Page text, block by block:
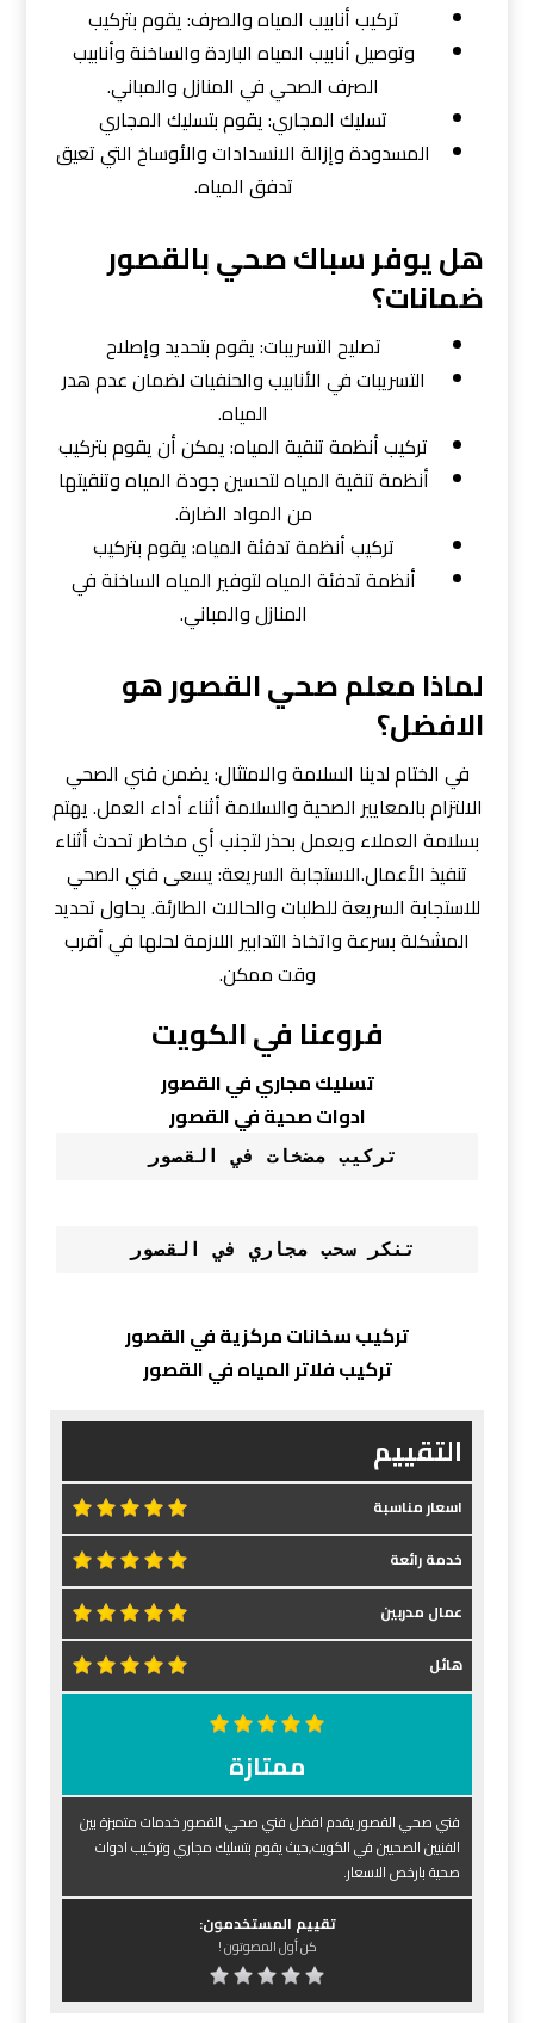
تركيب أنابيب المياه والصرف: يقوم بتركيب
وتوصيل أنابيب المياه الباردة والساخنة وأنابيب
الصرف الصحي في المنازل والمباني.
تسليك المجاري: يقوم بتسليك المجاري
المسدودة وإزالة الانسدادات والأوساخ التي تعيق
تدفق المياه.
هل يوفر سباك صحي بالقصور
ضمانات؟
تصليح التسريبات: يقوم بتحديد وإصلاح
التسريبات في الأنابيب والحنفيات لضمان عدم هدر
المياه.
تركيب أنظمة تنقية المياه: يمكن أن يقوم بتركيب
أنظمة تنقية المياه لتحسين جودة المياه وتنقيتها
من المواد الضارة.
تركيب أنظمة تدفئة المياه: يقوم بتركيب
أنظمة تدفئة المياه لتوفير المياه الساخنة في
المنازل والمباني.
لماذا معلم صحي القصور هو
الافضل؟
في الختام لدينا السلامة والامتثال: يضمن فني الصحي
الالتزام بالمعايير الصحية والسلامة أثناء أداء العمل. يهتم
بسلامة العملاء ويعمل بحذر لتجنب أي مخاطر تحدث أثناء
تنفيذ الأعمال.الاستجابة السريعة: يسعى فني الصحي
للاستجابة السريعة للطلبات والحالات الطارئة. يحاول تحديد
المشكلة بسرعة واتخاذ التدابير اللازمة لحلها في أقرب
وقت ممكن.
فروعنا في الكويت
تسليك مجاري في القصور
ادوات صحية في القصور
تركيب مضخات في القصور
تنكر سحب مجاري في القصور
تركيب سخانات مركزية في القصور
تركيب فلاتر المياه في القصور
التقييم
اسعار مناسبة
خدمة رائعة
عمال مدربين
هائل
ممتازة
فني صحي القصور يقدم افضل فني صحي القصور خدمات متميزة بين
الفنيين الصحيين في الكويت,حيث يقوم بتسليك مجاري وتركيب ادوات
صحية بارخص الاسعار.
تقييم المستخدمون:
كن أول المصوتون !